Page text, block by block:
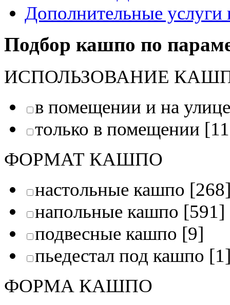
Дополнительные услуги
Подбор кашпо по
ИСПОЛЬЗОВАНИЕ
в помещении и на улице
только в помещении
ФОРМАТ КАШПО
настольные кашпо
напольные кашпо [591]
подвесные кашпо [9]
пьедестал под кашпо
ФОРМА КАШПО